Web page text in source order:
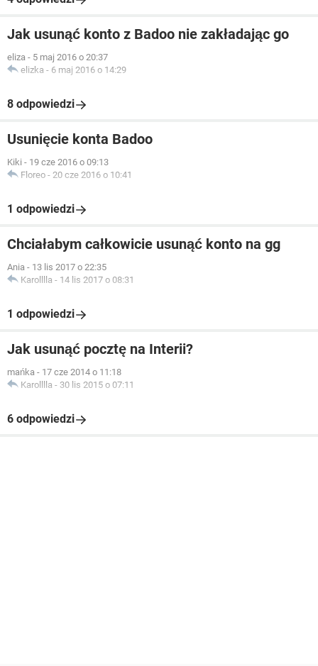
Jak usunąć konto z Badoo nie zakładając go
eliza - 5 maj 2016 o 20:37
elizka - 6 maj 2016 o 14:29
8 odpowiedzi
Usunięcie konta Badoo
Kiki - 19 cze 2016 o 09:13
Floreo - 20 cze 2016 o 10:41
1 odpowiedzi
Chciałabym całkowicie usunąć konto na gg
Ania - 13 lis 2017 o 22:35
Karolllla - 14 lis 2017 o 08:31
1 odpowiedzi
Jak usunąć pocztę na Interii?
mańka - 17 cze 2014 o 11:18
Karolllla - 30 lis 2015 o 07:11
6 odpowiedzi